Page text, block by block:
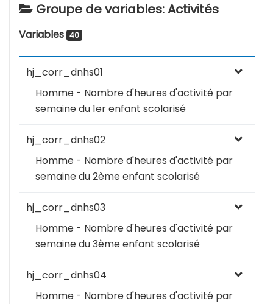
Groupe de variables: Activités
Variables 40
hj_corr_dnhs01
Homme - Nombre d'heures d'activité par
semaine du 1er enfant scolarisé
hj_corr_dnhs02
Homme - Nombre d'heures d'activité par
semaine du 2ème enfant scolarisé
hj_corr_dnhs03
Homme - Nombre d'heures d'activité par
semaine du 3ème enfant scolarisé
hj_corr_dnhs04
Homme - Nombre d'heures d'activité par